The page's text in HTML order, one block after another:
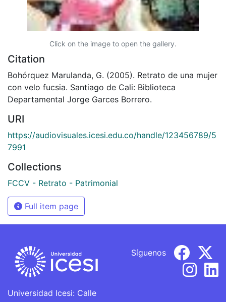
Click on the image to open the gallery.
Citation
Bohórquez Marulanda, G. (2005). Retrato de una mujer
con velo fucsia. Santiago de Cali: Biblioteca
Departamental Jorge Garces Borrero.
URI
https://audiovisuales.icesi.edu.co/handle/123456789/5
7991
Collections
FCCV - Retrato - Patrimonial
Full item page
Universidad Icesi: Calle
Síguenos